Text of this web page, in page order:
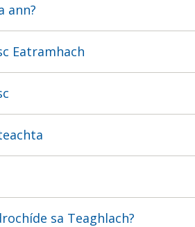
ann?
Eatramhach
sa Teaghlach?